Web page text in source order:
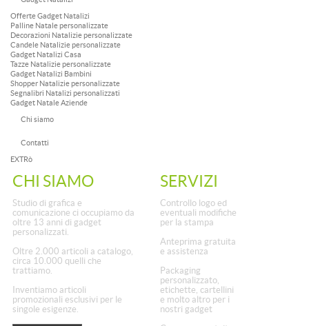
Offerte Gadget Natalizi
Palline Natale personalizzate
Decorazioni Natalizie personalizzate
Candele Natalizie personalizzate
Gadget Natalizi Casa
Tazze Natalizie personalizzate
Gadget Natalizi Bambini
Shopper Natalizie personalizzate
Segnalibri Natalizi personalizzati
Gadget Natale Aziende
Chi siamo
Contatti
EXTRò
CHI SIAMO
Studio di grafica e
comunicazione ci occupiamo da
oltre 13 anni di gadget
personalizzati.
Oltre 2.000 articoli a catalogo,
circa 10.000 quelli che
trattiamo.
Inventiamo articoli
promozionali esclusivi per le
singole esigenze.
SERVIZI
Controllo logo ed
eventuali modifiche
per la stampa
Anteprima gratuita
e assistenza
Packaging
personalizzato,
etichette, cartellini
e molto altro per i
nostri gadget